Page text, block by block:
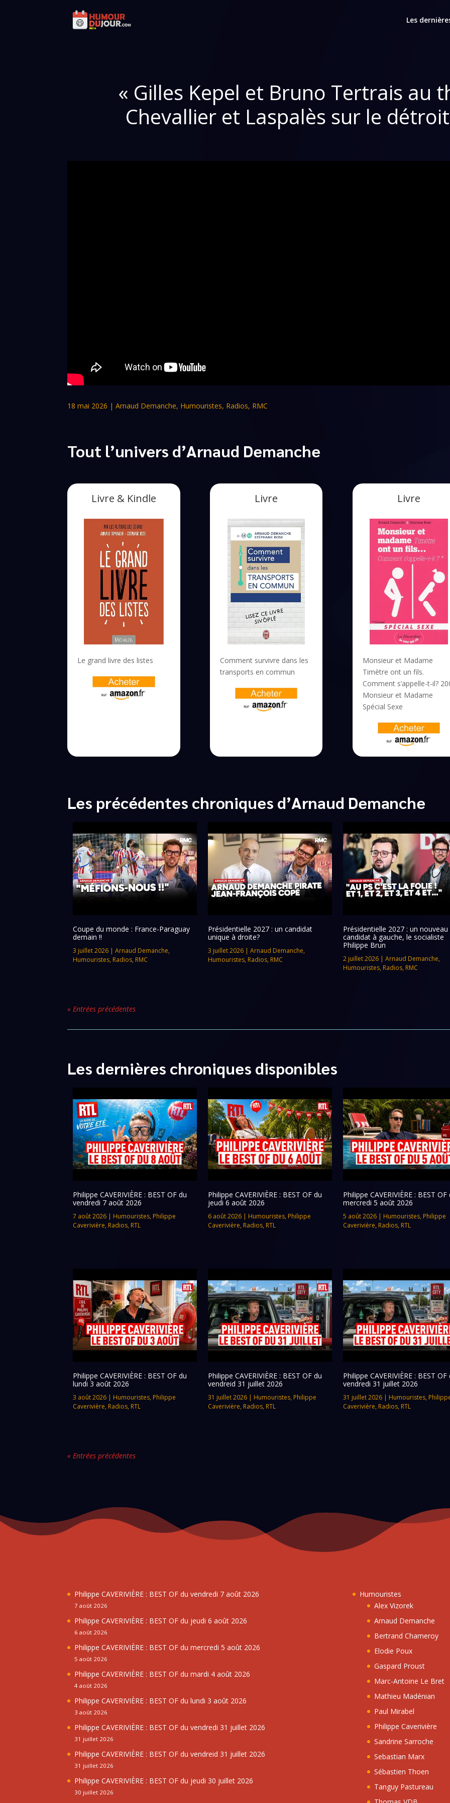
Les
« Gilles Kepel et Bruno Tertrais au
Chevallier et Laspalès sur le
18 mai 2026 |Arnaud Demanche, Humouristes, Radios, RMC
Tout l’univers d’Arnaud Demanche
Livre & Kindle
Le grand livre des listes
Livre
Comment survivre dans les
transports en commun
Livre
Monsieur et Madame
Timètre ont un fils.
Comment s’appelle-t-il?
Monsieur et Madame
Spécial Sexe
Les précédentes chroniques d’Arnaud Demanche
Coupe du monde : France-Paraguay
demain !!
3 juillet 2026 |Arnaud Demanche,
Humouristes, Radios, RMC
Présidentielle 2027 : un candidat
unique à droite?
3 juillet 2026| Arnaud Demanche,
Humouristes, Radios, RMC
Présidentielle 2027 : un nouveau
candidat à gauche, le socialiste
Philippe Brun
2 juillet 2026| Arnaud Demanche,
Humouristes, Radios, RMC
« Entrées précédentes
Les dernières chroniques disponibles
Philippe CAVERIVIÈRE : BEST OF du
vendredi 7 août 2026
7 août 2026 | Humouristes, Philippe
Caverivière, Radios, RTL
Philippe CAVERIVIÈRE : BEST OF du
jeudi 6 août 2026
6 août 2026| Humouristes, Philippe
Caverivière, Radios, RTL
Philippe CAVERIVIÈRE : BEST OF
mercredi 5 août 2026
5 août 2026| Humouristes, Philippe
Caverivière, Radios, RTL
Philippe CAVERIVIÈRE : BEST OF du
lundi 3 août 2026
3 août 2026 | Humouristes, Philippe
Caverivière, Radios, RTL
Philippe CAVERIVIÈRE : BEST OF du
vendreid 31 juillet 2026
31 juillet 2026| Humouristes, Philippe
Caverivière, Radios, RTL
Philippe CAVERIVIÈRE : BEST OF
vendredi 31 juillet 2026
31 juillet 2026| Humouristes,
Caverivière, Radios, RTL
« Entrées précédentes
Philippe CAVERIVIÈRE : BEST OF du vendredi 7 août 2026
7 août 2026
Philippe CAVERIVIÈRE : BEST OF du jeudi 6 août 2026
6 août 2026
Philippe CAVERIVIÈRE : BEST OF du mercredi 5 août 2026
5 août 2026
Philippe CAVERIVIÈRE : BEST OF du mardi 4 août 2026
4 août 2026
Philippe CAVERIVIÈRE : BEST OF du lundi 3 août 2026
3 août 2026
Philippe CAVERIVIÈRE : BEST OF du vendredi 31 juillet 2026
31 juillet 2026
Philippe CAVERIVIÈRE : BEST OF du vendreid 31 juillet 2026
31 juillet 2026
Philippe CAVERIVIÈRE : BEST OF du jeudi 30 juillet 2026
30 juillet 2026
Humouristes
Alex Vizorek
Arnaud Demanche
Bertrand Chameroy
Elodie Poux
Gaspard Proust
Marc-Antoine Le Bret
Mathieu Madénian
Paul Mirabel
Philippe Caverivière
Sandrine Sarroche
Sebastian Marx
Sébastien Thoen
Tanguy Pastureau